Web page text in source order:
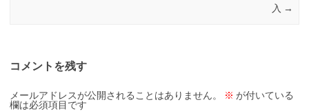
入 →
コメントを残す
メールアドレスが公開されることはありません。 ※ が付いている
欄は必須項目です